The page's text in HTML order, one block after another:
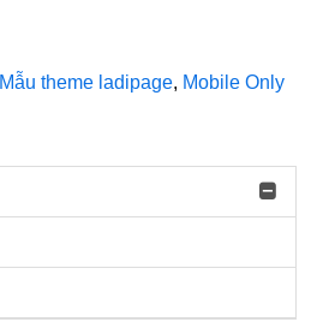
Mẫu theme ladipage, Mobile Only